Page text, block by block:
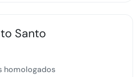
Santo
homologados